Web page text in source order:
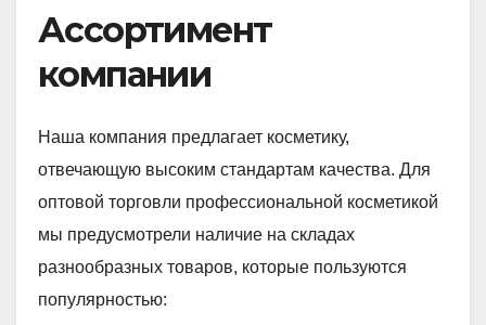
Ассортимент
компании
Наша компания предлагает косметику,
отвечающую высоким стандартам качества. Для
оптовой торговли профессиональной косметикой
мы предусмотрели наличие на складах
разнообразных товаров, которые пользуются
популярностью: